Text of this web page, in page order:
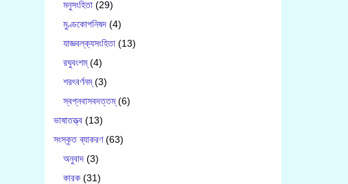
মনুসংহিতা (29)
মুণ্ডকোপনিষদ (4)
যাজ্ঞবল্ক‍্যসংহিতা (13)
রঘুবংশম্(4)
শরৎবর্ণনম্(3)
স্বপ্নবাসবদত্তম্(6)
ভাষাতত্ত্ব (13)
সংস্কৃত ব্যাকরণ(63)
অনুবাদ (3)
কারক (31)